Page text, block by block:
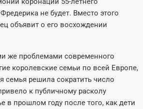
не будет. Вместо этого
объявит о его воcхождении
же проблемами современного
королевские семьи по всей Европе,
семья решила сократить число
к публичному расколу
в прошлом году после того, как дети